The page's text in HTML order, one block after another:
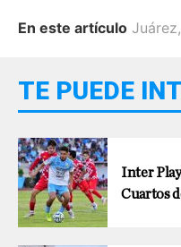
En este artículo Juárez,
TE PUEDE
Inter
Cuartos